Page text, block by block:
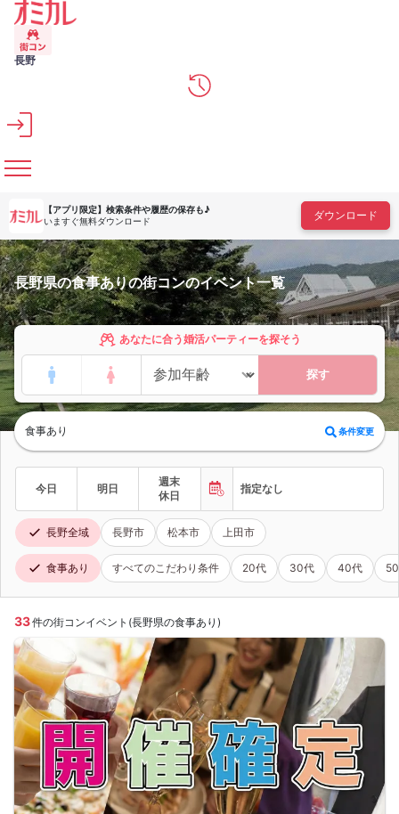
メインコンテンツへスキップ
長野
【アプリ限定】 検索条件や履歴の保存も♪
いますぐ無料ダウンロード
ダウンロード
長野県の食事ありの街コンのイベント一覧
あなたに合う婚活パーティーを探そう
探す
食事あり 条件変更
今日 明日
週末
休日
指定なし
長野全域 長野市 松本市 上田市
食事あり すべてのこだわり条件 20代 30代 40代
33件の街コンイベント(長野県の食事あり)